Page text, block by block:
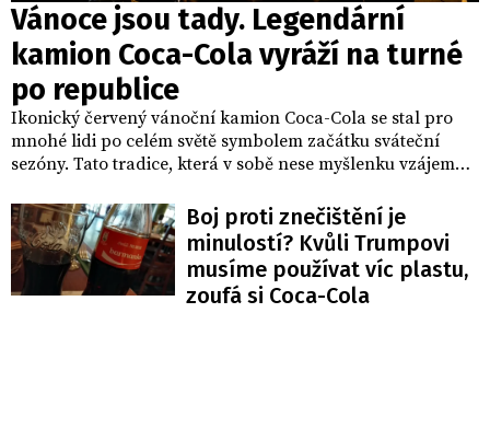
Vánoce jsou tady. Legendární
kamion Coca-Cola vyráží na turné
po republice
Ikonický červený vánoční kamion Coca-Cola se stal pro
mnohé lidi po celém světě symbolem začátku sváteční
sezóny. Tato tradice, která v sobě nese myšlenku vzájemné
aby rozdávala vánoční kouzlo a zároveň podpořila
dobrou věc. Letošní kampaň je navíc silně spojená s
tradičním vánočním zvonečkem, který připomíná, že
kouzlo Vánoc spočívá v okamžicích, kdy se schází rodina
a přátelé.
Boj proti znečištění je
minulostí? Kvůli Trumpovi
musíme používat víc plastu,
zoufá si Coca-Cola